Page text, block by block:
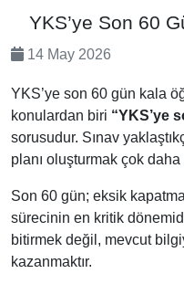
YKS’ye Son 60
14 May 2026
YKS’ye son 60 gün kala
konulardan biri “YKS’ye
sorusudur. Sınav
planı oluşturmak çok
Son 60 gün; eksik
sürecinin en kritik
bitirmek değil, mevcut
kazanmaktır.